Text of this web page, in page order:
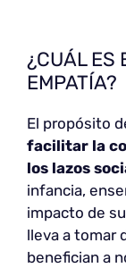
¿CUÁL ES
EMPATÍA?
El propósito
facilitar la
los lazos
infancia,
impacto de
lleva a tomar
benefician a